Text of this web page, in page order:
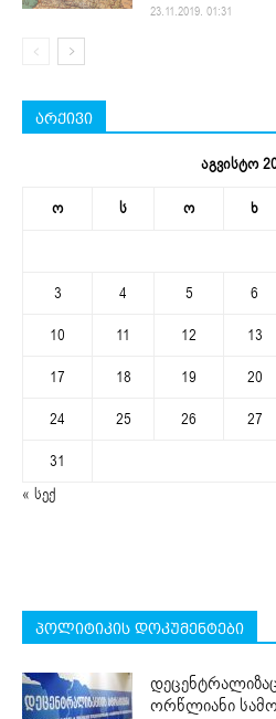
23.11.2019. 01:31
არქივი
აგვისტო
ო ს ო ხ
3
4 5 6
10
11 12 13
17
18 19 20
24
25 26 27
31
« სექ
პოლიტიკის დოკუმენტები
ორწლიანი